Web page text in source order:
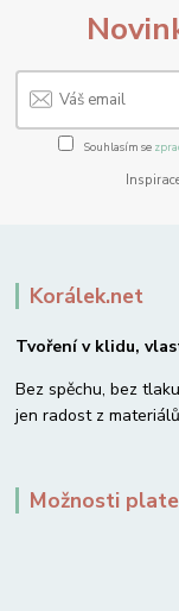
Souhlasím se
Korálek.net
Tvoření v klidu,
Bez spěchu, bez
jen radost z
Možnosti